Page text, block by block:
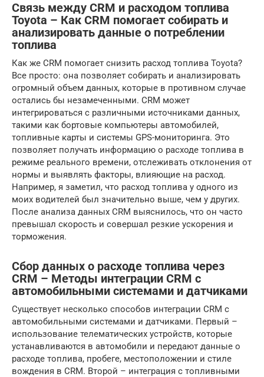
Связь между CRM и расходом топлива
Toyota – Как CRM помогает собирать и
анализировать данные о потреблении
топлива
Как же CRM помогает снизить расход топлива Toyota?
Все просто: она позволяет собирать и анализировать
огромный объем данных, которые в противном случае
остались бы незамеченными. CRM может
интегрироваться с различными источниками данных,
такими как бортовые компьютеры автомобилей,
топливные карты и системы GPS-мониторинга. Это
позволяет получать информацию о расходе топлива в
режиме реального времени, отслеживать отклонения от
нормы и выявлять факторы, влияющие на расход.
Например, я заметил, что расход топлива у одного из
моих водителей был значительно выше, чем у других.
После анализа данных CRM выяснилось, что он часто
превышал скорость и совершал резкие ускорения и
торможения.
Сбор данных о расходе топлива через
CRM – Методы интеграции CRM с
автомобильными системами и датчиками
Существует несколько способов интеграции CRM с
автомобильными системами и датчиками. Первый –
использование телематических устройств, которые
устанавливаются в автомобили и передают данные о
расходе топлива, пробеге, местоположении и стиле
вождения в CRM. Второй – интеграция с топливными